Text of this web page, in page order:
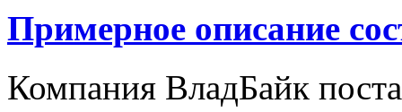
Примерное описание
Компания ВладБайк